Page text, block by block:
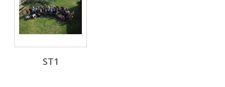
ST1